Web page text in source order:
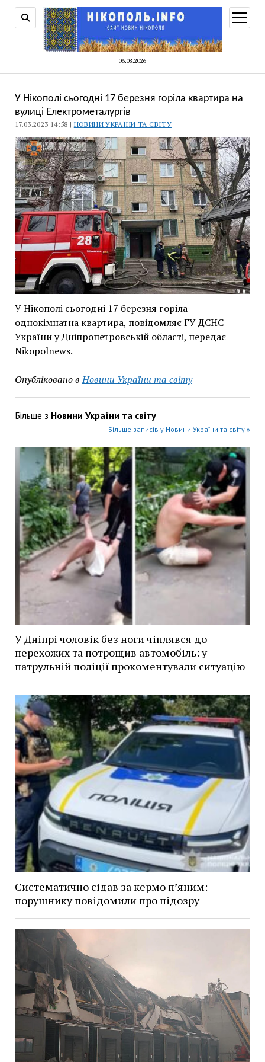
06.08.2026
меню
У Нікополі сьогодні 17 березня горіла квартира на
вулиці Електрометалургів
17.03.2023 14:58 | НОВИНИ УКРАЇНИ ТА СВІТУ
У Нікополі сьогодні 17 березня горіла
однокімнатна квартира, повідомляє ГУ ДСНС
України у Дніпропетровській області, передає
Nikopolnews.
Опубліковано в Новини України та світу
Більше з Новини України та світу
Більше записів у Новини України та світу »
У Дніпрі чоловік без ноги чіплявся до
перехожих та потрощив автомобіль: у
патрульній поліції прокоментували ситуацію
Систематично сідав за кермо п’яним:
порушнику повідомили про підозру